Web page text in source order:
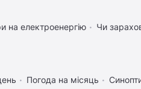
на електроенергію
Чи
Погода на місяць